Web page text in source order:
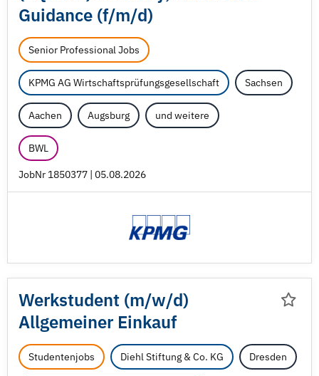
Guidance (f/m/d)
Senior Professional Jobs
KPMG AG Wirtschaftsprüfungsgesellschaft Sachsen
Aachen Augsburg und weitere
BWL
JobNr 1850377 | 05.08.2026
Werkstudent (m/w/d)
Allgemeiner Einkauf
Studentenjobs Diehl Stiftung & Co. KG Dresden